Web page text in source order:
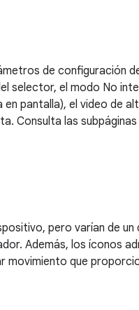
de configuración
selector, el modo No
pantalla), el video de
Consulta las
pero varían de un
Además, los íconos
movimiento que